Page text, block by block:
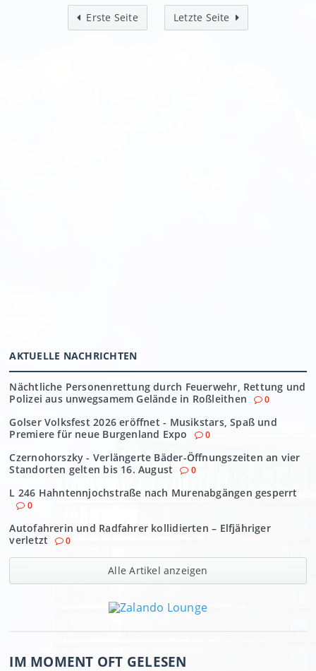
Erste Seite Letzte Seite
AKTUELLE NACHRICHTEN
Nächtliche Personenrettung durch Feuerwehr, Rettung und
Polizei aus unwegsamem Gelände in Roßleithen
0
Golser Volksfest 2026 eröffnet - Musikstars, Spaß und
Premiere für neue Burgenland Expo
0
Czernohorszky - Verlängerte Bäder-Öffnungszeiten an vier
Standorten gelten bis 16. August
0
L 246 Hahntennjochstraße nach Murenabgängen gesperrt
0
Autofahrerin und Radfahrer kollidierten – Elfjähriger
verletzt
0
Alle Artikel anzeigen
IM MOMENT OFT GELESEN